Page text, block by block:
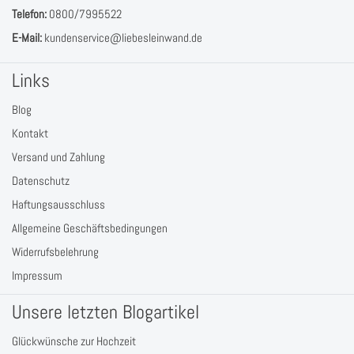
verpacken wir alle Waren in recycelbaren Materialien, um einen
umweltfreundlichen Versand sicherzustellen.
Telefon: 0800/7995522
E-Mail: kundenservice@liebesleinwand.de
Links
Blog
Kontakt
Versand und Zahlung
Datenschutz
Haftungsausschluss
Allgemeine Geschäftsbedingungen
Widerrufsbelehrung
Impressum
Unsere letzten Blogartikel
Glückwünsche zur Hochzeit